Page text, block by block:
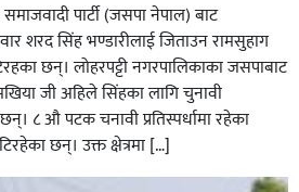
भेला सम्पन्न
समाजवादी पार्टी (जसपा नेपाल) बाट
शरद सिंह भण्डारीलाई जिताउन रामसुहाग
छन्। लोहरपट्टी नगरपालिकाका जसपाबाट
जी अहिले सिंहका लागि चुनावी
८ औ पटक चनावी प्रतिस्पर्धामा रहेका
छन्। उक्त क्षेत्रमा […]